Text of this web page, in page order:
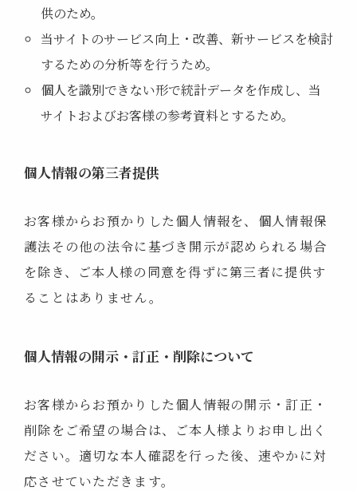
供のため。
当サイトのサービス向上・改善、新サービスを検討
するための分析等を行うため。
個人を識別できない形で統計データを作成し、当
サイトおよびお客様の参考資料とするため。
個人情報の第三者提供
お客様からお預かりした個人情報を、個人情報保
護法その他の法令に基づき開示が認められる場合
を除き、ご本人様の同意を得ずに第三者に提供す
ることはありません。
個人情報の開示・訂正・削除について
お客様からお預かりした個人情報の開示・訂正・
削除をご希望の場合は、ご本人様よりお申し出く
ださい。適切な本人確認を行った後、速やかに対
応させていただきます。